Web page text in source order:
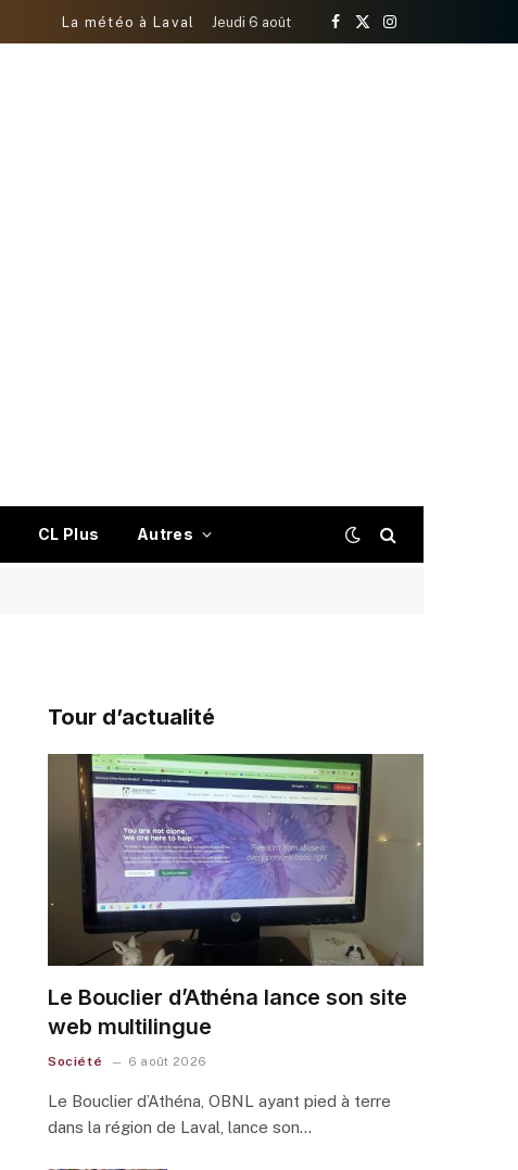
La météo à Laval Jeudi 6 août
Facebook
X
Instagram
CL Plus Autres
Tour d’actualité
Le Bouclier d’Athéna lance son site
web multilingue
Société 6 août 2026
Le Bouclier d’Athéna, OBNL ayant pied à terre
dans la région de Laval, lance son…